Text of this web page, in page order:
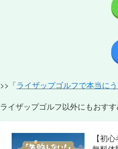
>>「ライザップゴルフで本当に
ライザップゴルフ以外にもおす
【初